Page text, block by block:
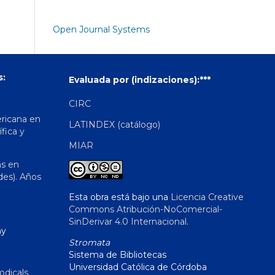
Open Journal Systems
en
y
en
Años
Evaluada por (indizaciones):***
CIRC
LATINDEX (catálogo)
MIAR
Esta obra está bajo una Licencia Creative
Commons Atribución-NoComercial-
SinDerivar 4.0 Internacional.
Stromata
Sistema de Bibliotecas
Universidad Católica de Córdoba